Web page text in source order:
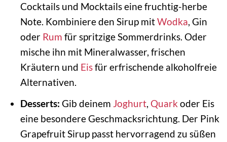
Cocktails und Mocktails eine fruchtig-herbe
Note. Kombiniere den Sirup mitWodka, Gin
oder Rum für spritzige Sommerdrinks. Oder
mische ihn mit Mineralwasser, frischen
Kräutern und Eisfür erfrischende alkoholfreie
Alternativen.
Desserts: Gib deinem Joghurt, Quark oder Eis
eine besondere Geschmacksrichtung. Der Pink
Grapefruit Sirup passt hervorragend zu süßen